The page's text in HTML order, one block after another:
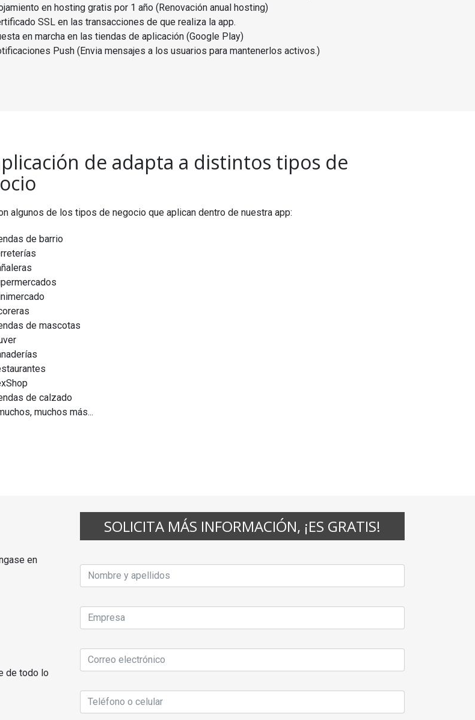
en hosting gratis por 1 año (Renovación anual hosting)
SSL en las transacciones de que realiza la app.
en marcha en las tiendas de aplicación (Google Play)
Push (Envia mensajes a los usuarios para mantenerlos activos.)
de adapta a distintos tipos de
algunos de los tipos de negocio que aplican dentro de nuestra app:
de barrio
de mascotas
de calzado
muchos más...
en
de todo lo
SOLICITA MÁS INFORMACIÓN, ¡ES GRATIS!